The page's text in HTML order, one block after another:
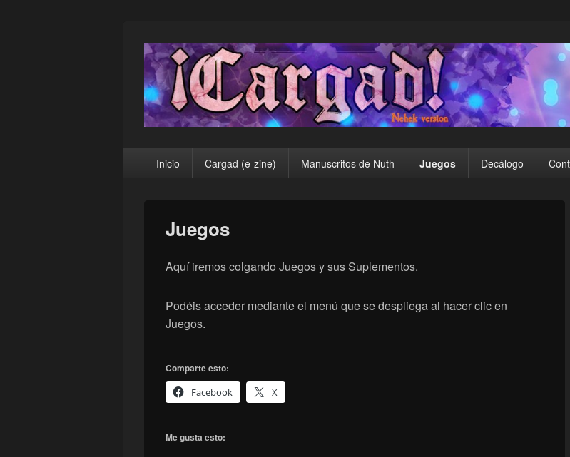
¡Cargad!
principalInicio Cargad (e-zine) Manuscritos de Nuth Juegos Decálogo
Juegos
Aquí iremos colgando Juegos y sus Suplementos.
Podéis acceder mediante el menú que se despliega al hacer clic en
Juegos.
Comparte esto:
Facebook
X
Me gusta esto: